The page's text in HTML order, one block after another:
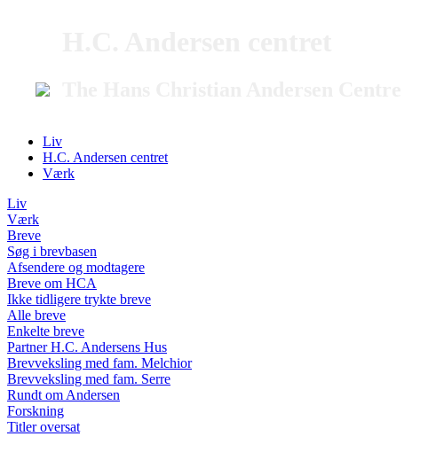
Liv
H.C. Andersen centret
Værk
Liv
Værk
Breve
Søg i brevbasen
Afsendere og modtagere
Breve om HCA
Ikke tidligere trykte breve
Alle breve
Enkelte breve
Partner H.C. Andersens Hus
Brevveksling med fam. Melchior
Brevveksling med fam. Serre
Rundt om Andersen
Forskning
Titler oversat